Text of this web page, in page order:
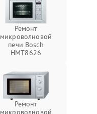
Ремонт
микроволновой
печи Bosch
HMT8626
Ремонт
микроволновой